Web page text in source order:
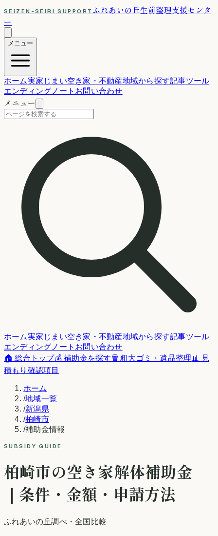
SEIZEN-SEIRI SUPPORT ふれあいの丘生前整理支援センタ
ー
メニュー
ホーム実家じまい空き家・不動産地域から探す記事ツール
エンディングノート お問い合わせ
メニュー
ホーム実家じまい空き家・不動産地域から探す記事ツール
エンディングノート お問い合わせ
🏠 総合トップ💰 補助金を探す🗑️ 粗大ゴミ・遺品整理📊 見
積もり確認項目
ホーム
/地域一覧
/新潟県
/柏崎市
/補助金情報
SUBSIDY GUIDE
柏崎市の空き家解体補助金
｜条件・金額・申請方法
ふれあいの丘調べ・全国比較